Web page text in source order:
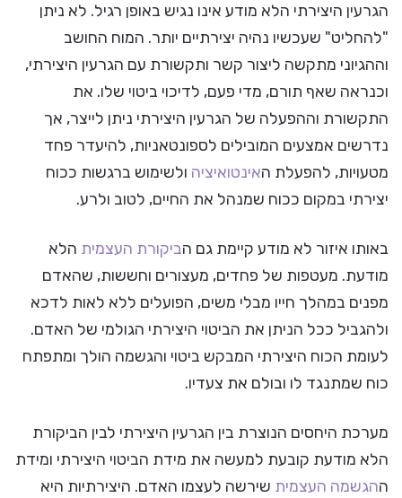
הגרעין היצירתי הלא מודע אינו נגיש באופן רגיל. לא ניתן
"להחליט" שעכשיו נהיה יצירתיים יותר. המוח החושב
וההגיוני מתקשה ליצור קשר ותקשורת עם הגרעין היצירתי,
וכנראה שאף תורם, מדי פעם, לדיכוי ביטוי שלו. את
התקשורת וההפעלה של הגרעין היצירתי ניתן לייצר, אך
נדרשים אמצעים המובילים לספונטאניות, להיעדר פחד
מטעויות, להפעלת האינטואיציה ולשימוש ברגשות ככוח
יצירתי במקום ככוח שמנהל את החיים, לטוב ולרע.
באותו איזור לא מודע קיימת גם הביקורת העצמית הלא
מודעת. מעטפות של פחדים, מעצורים וחששות, שהאדם
מפנים במהלך חייו מבלי משים, הפועלים ללא לאות לדכא
ולהגביל ככל הניתן את הביטוי היצירתי הגולמי של האדם.
לעומת הכוח היצירתי המבקש ביטוי והגשמה הולך ומתפתח
כוח שמתנגד לו ובולם את צעדיו.
מערכת היחסים הנוצרת בין הגרעין היצירתי לבין הביקורת
הלא מודעת קובעת למעשה את מידת הביטוי היצירתי ומידת
ההגשמה העצמית שירשה לעצמו האדם. היצירתיות היא